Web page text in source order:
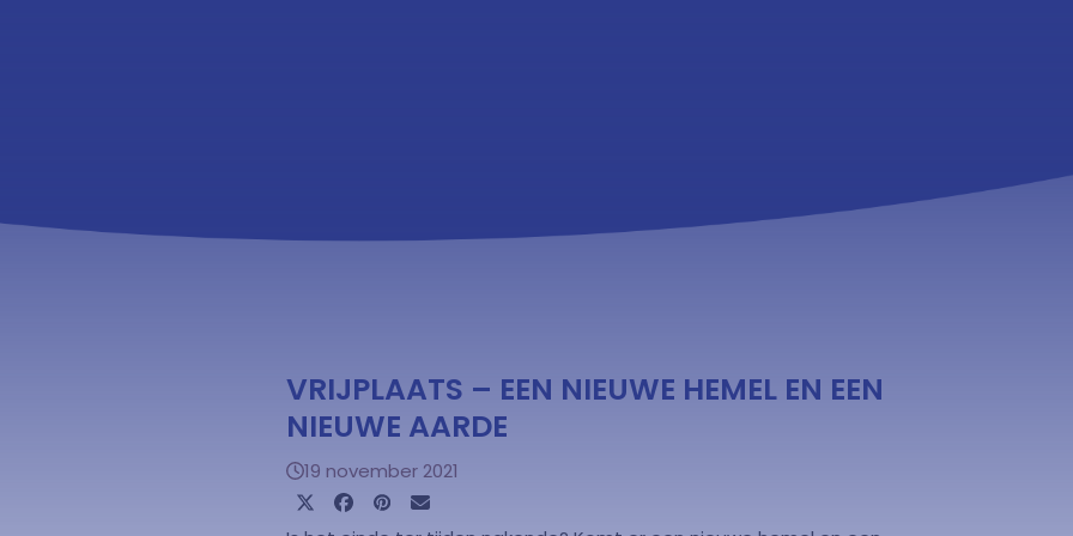
VRIJPLAATS – EEN NIEUWE HEMEL EN EEN
NIEUWE AARDE
19 november 2021